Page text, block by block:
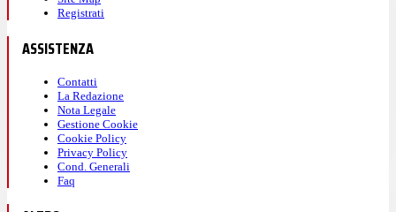
Registrati
ASSISTENZA
Contatti
La Redazione
Nota Legale
Gestione Cookie
Cookie Policy
Privacy Policy
Cond. Generali
Faq